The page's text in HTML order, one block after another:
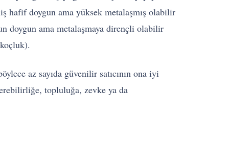
hafif doygun ama yüksek metalaşmış olabilir
doygun ama metalaşmaya dirençli olabilir
az sayıda güvenilir satıcının ona iyi
topluluğa, zevke ya da